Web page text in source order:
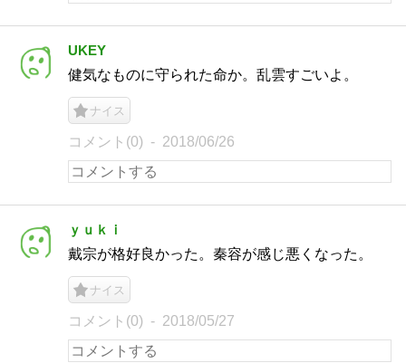
UKEY
健気なものに守られた命か。乱雲すごいよ。
ナイス
コメント(0) 2018/06/26
ｙｕｋｉ
戴宗が格好良かった。秦容が感じ悪くなった。
ナイス
コメント(0) 2018/05/27